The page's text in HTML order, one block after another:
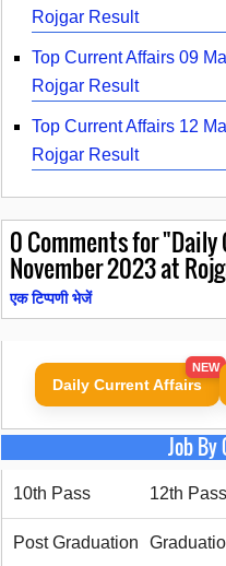
Rojgar Result
Top Current Affairs 09
Rojgar Result
Top Current Affairs 12
Rojgar Result
0Comments for
November 2023 at
एक टिप्पणी भेजें
Daily Current Affairs
NEW
Job
10th Pass 12th Pass
Post Graduation